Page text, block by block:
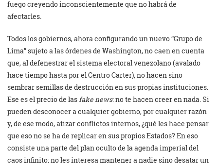
fuego creyendo inconscientemente que no habrá de
afectarles.
Todos los gobiernos, ahora configurando un nuevo “Grupo de
Lima” sujeto a las órdenes de Washington, no caen en cuenta
que, al defenestrar el sistema electoral venezolano (avalado
hace tiempo hasta por el Centro Carter), no hacen sino
sembrar semillas de destrucción en sus propias instituciones.
Ese es el precio de lasfake news: no te hacen creer en nada. Si
pueden desconocer a cualquier gobierno, por cualquier razón
y, de ese modo, atizar conflictos internos, ¿qué les hace pensar
que eso no se ha de replicar en sus propios Estados? En eso
consiste una parte del plan oculto de la agenda imperial del
caos infinito: no les interesa mantener a nadie sino desatar un